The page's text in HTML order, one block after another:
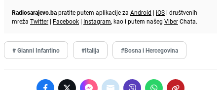
Radiosarajevo.bapratite putem aplikacije za Android | iOS i društvenih
mreža Twitter | Facebook | Instagram, kao i putem našeg ViberChata.
# Gianni Infantino #Italija #Bosna i Hercegovina